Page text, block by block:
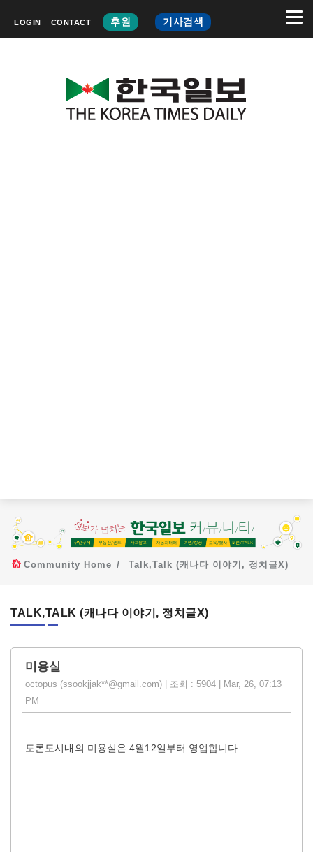
LOGIN CONTACT 후원 기사검색
Community Home Talk,Talk (캐나다 이야기, 정치글X)
TALK,TALK (캐나다 이야기, 정치글X)
미용실
octopus (ssookjjak**@gmail.com) | 조회 : 5904 | Mar, 26, 07:13
PM
토론토시내의 미용실은 4월12일부터 영업합니다.